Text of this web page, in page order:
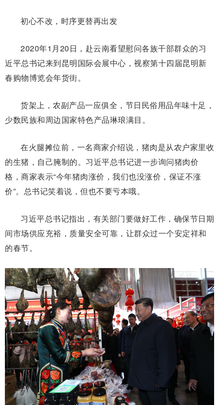
初心不改，时序更替再出发
2020年1月20日，赴云南看望慰问各族干部群众的习
近平总书记来到昆明国际会展中心，视察第十四届昆明新
春购物博览会年货街。
货架上，农副产品一应俱全，节日民俗用品年味十足，
少数民族和周边国家特色产品琳琅满目。
在火腿摊位前，一名商家介绍说，猪肉是从农户家里收
的生猪，自己腌制的。习近平总书记进一步询问猪肉价
格，商家表示“今年猪肉涨价，我们也没涨价，保证不涨
价”。总书记笑着说，但也不要亏本哦。
习近平总书记指出，有关部门要做好工作，确保节日期
间市场供应充裕，质量安全可靠，让群众过一个安定祥和
的春节。